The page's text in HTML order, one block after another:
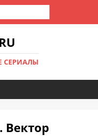
СЕРИАЛЫ
Вектор